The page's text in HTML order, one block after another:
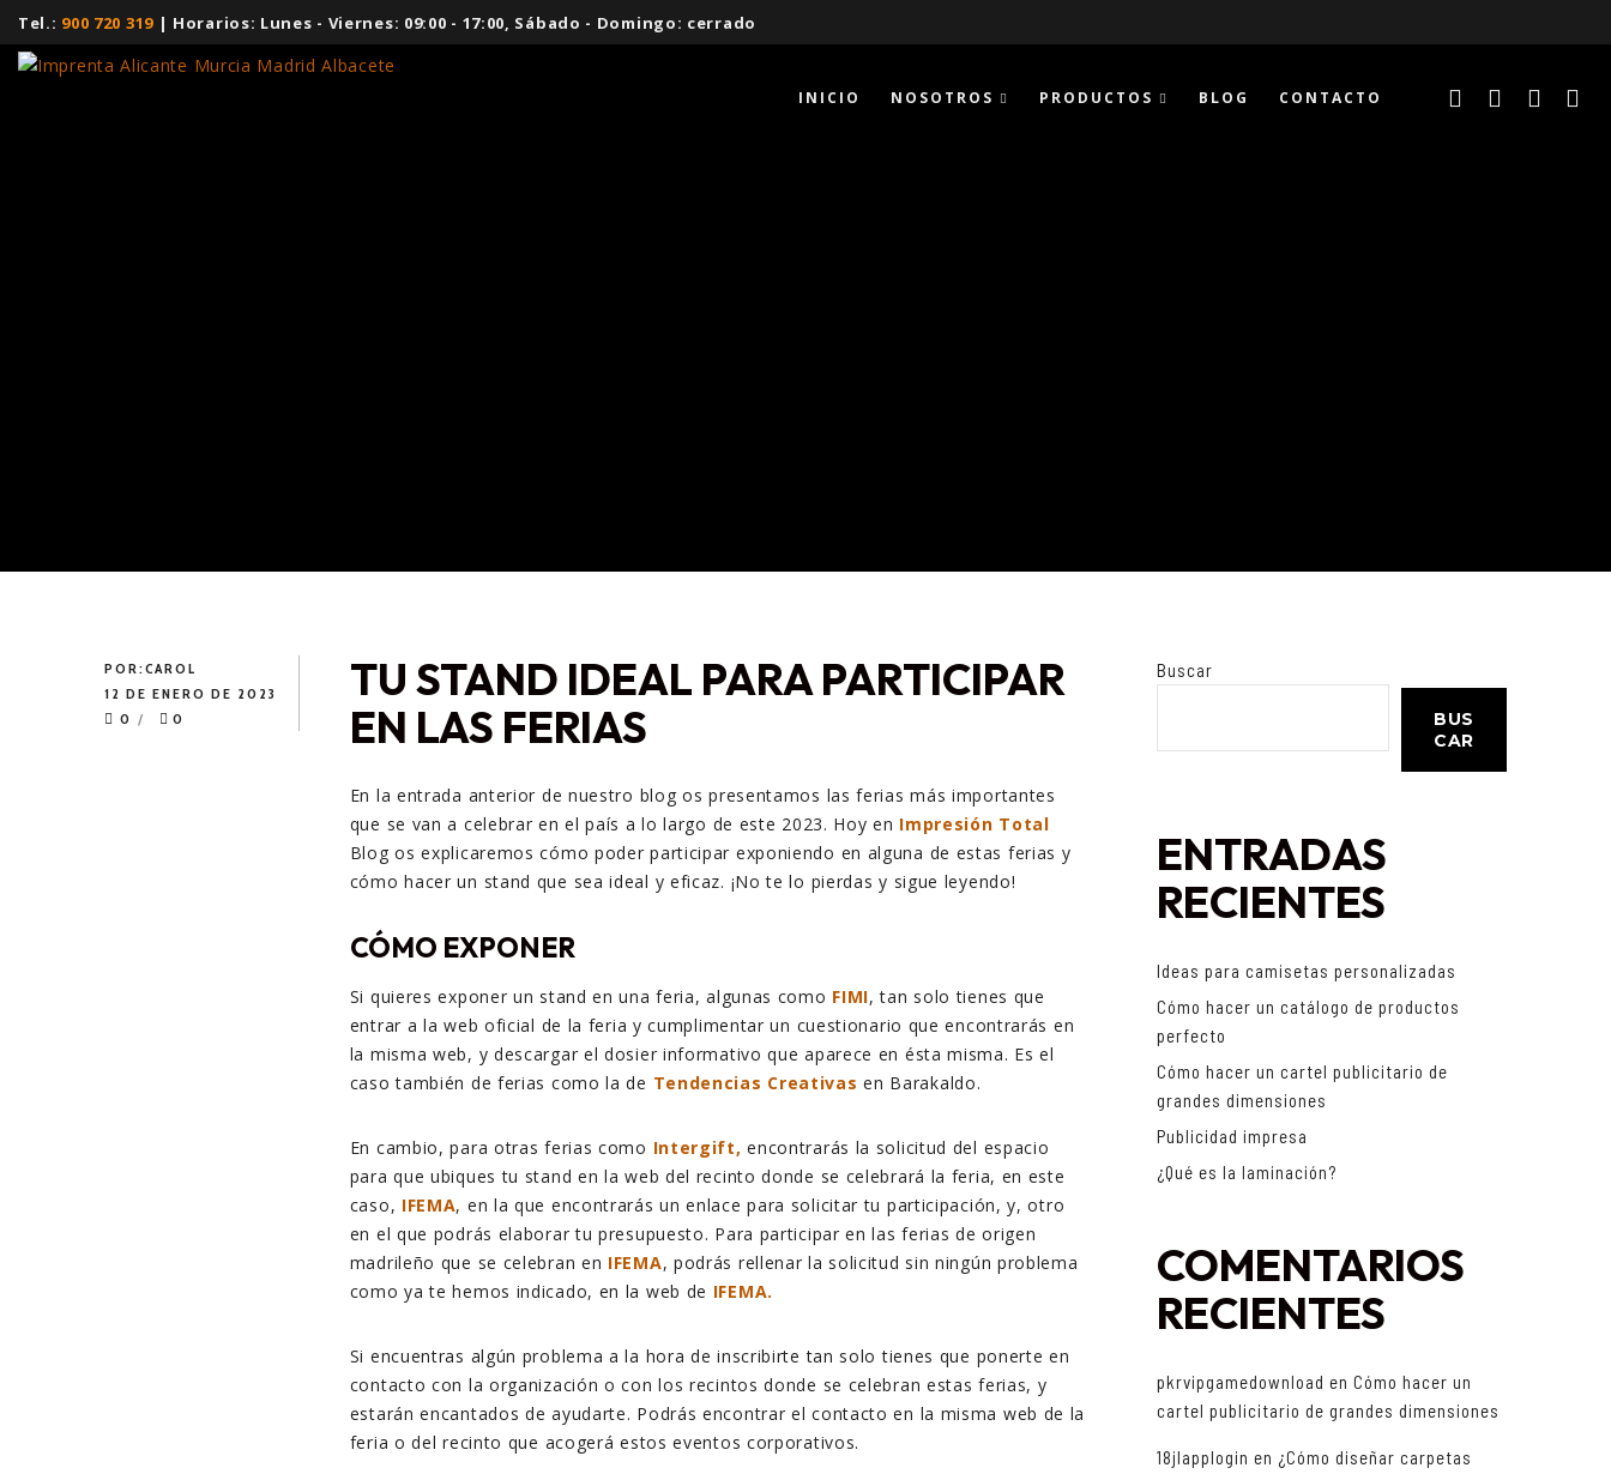
Tel.: 900 720 319| Horarios: Lunes - Viernes: 09:00 - 17:00, Sábado - Domingo: cerrado
INICIO NOSOTROS PRODUCTOS BLOG CONTACTO
POR:CAROL
12 DE ENERO DE 2023
0
0
TU STAND IDEAL PARA PARTICIPAR
EN LAS FERIAS
En la entrada anterior de nuestro blog os presentamos las ferias más importantes
que se van a celebrar en el país a lo largo de este 2023. Hoy en Impresión Total
Blog os explicaremos cómo poder participar exponiendo en alguna de estas ferias y
cómo hacer un stand que sea ideal y eficaz. ¡No te lo pierdas y sigue leyendo!
CÓMO EXPONER
Si quieres exponer un stand en una feria, algunas como FIMI, tan solo tienes que
entrar a la web oficial de la feria y cumplimentar un cuestionario que encontrarás en
la misma web, y descargar el dosier informativo que aparece en ésta misma. Es el
caso también de ferias como la de Tendencias Creativas en Barakaldo.
En cambio, para otras ferias como Intergift, encontrarás la solicitud del espacio
para que ubiques tu stand en la web del recinto donde se celebrará la feria, en este
caso, IFEMA, en la que encontrarás un enlace para solicitar tu participación, y, otro
en el que podrás elaborar tu presupuesto. Para participar en las ferias de origen
madrileño que se celebran en IFEMA, podrás rellenar la solicitud sin ningún problema
como ya te hemos indicado, en la web de IFEMA.
Si encuentras algún problema a la hora de inscribirte tan solo tienes que ponerte en
contacto con la organización o con los recintos donde se celebran estas ferias, y
estarán encantados de ayudarte. Podrás encontrar el contacto en la misma web de la
feria o del recinto que acogerá estos eventos corporativos.
Buscar
BUS
CAR
ENTRADAS
RECIENTES
Ideas para camisetas personalizadas
Cómo hacer un catálogo de productos
perfecto
Cómo hacer un cartel publicitario de
grandes dimensiones
Publicidad impresa
¿Qué es la laminación?
COMENTARIOS
RECIENTES
pkrvipgamedownload en Cómo hacer un
cartel publicitario de grandes dimensiones
18jlapplogin en ¿Cómo diseñar carpetas